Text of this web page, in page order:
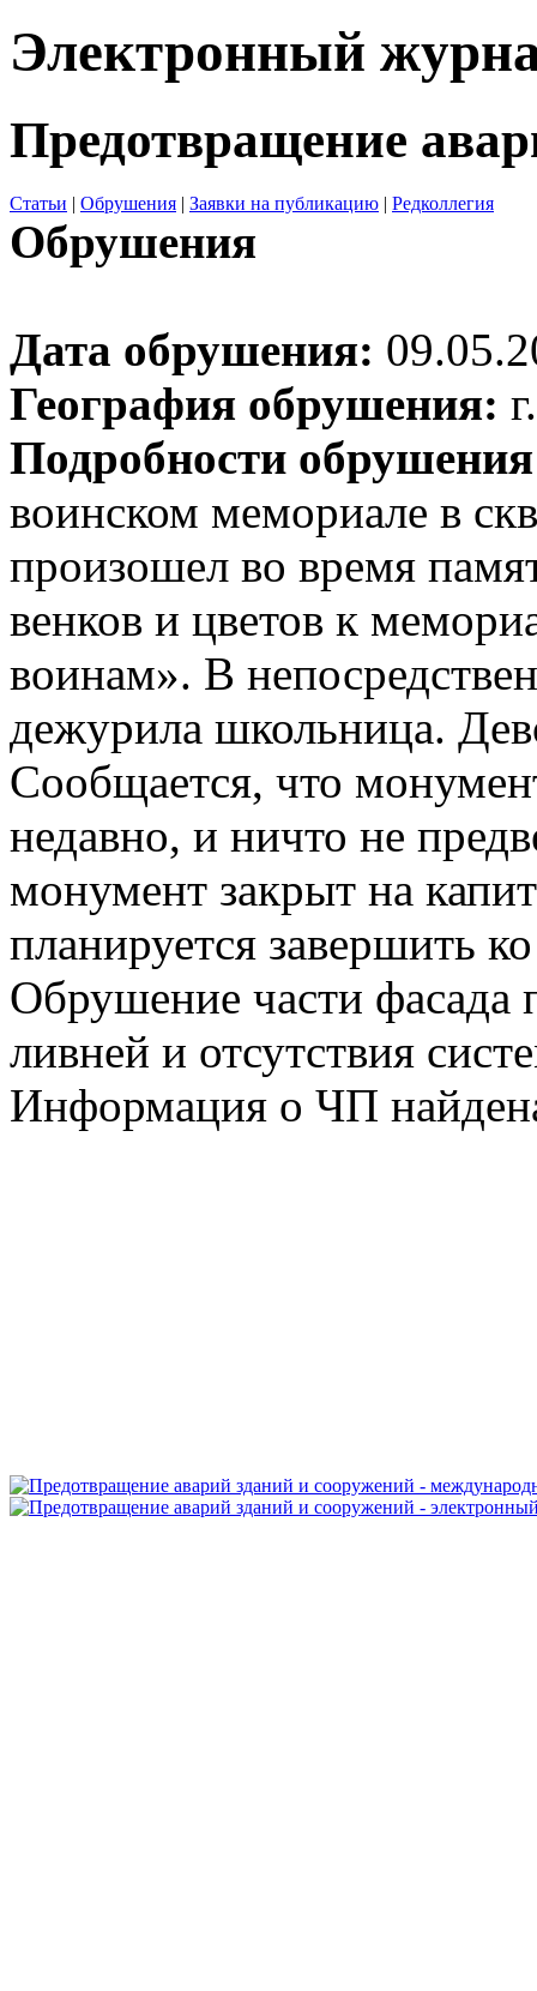
Электронный
Предотвращение
Статьи | Обрушения | Заявки на публикацию | Редколлегия
Обрушения
Дата обрушения:
География обрушения:
Подробности
воинском мемориале в
произошел во время
венков и цветов к
воинам». В
дежурила школьница.
Сообщается, что
недавно, и ничто не
монумент закрыт на
планируется завершить
Обрушение части
ливней и отсутствия
Информация о ЧП